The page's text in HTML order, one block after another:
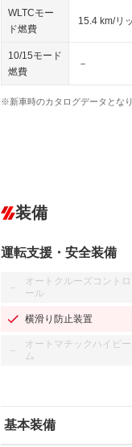
WLTCモー
ド燃費
15.4 km/リ
10/15モード
燃費
－
※新車時のカタログデータとな
装備
運転支援・安全装備
－
オートクルーズコントロ
ール
横滑り防止装置
－
オートマチックハイビー
ム
基本装備